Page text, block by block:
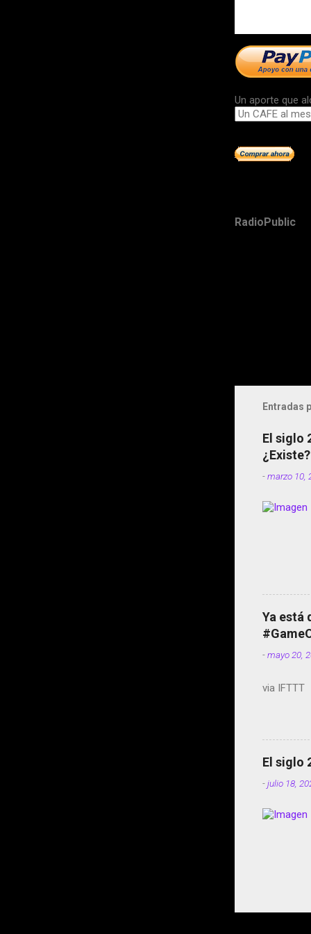
Un aporte que
RadioPublic
Entradas
El siglo
¿Existe?
-marzo 10,
Ya está
-mayo 20,
via IFTTT
El siglo
-julio 18,